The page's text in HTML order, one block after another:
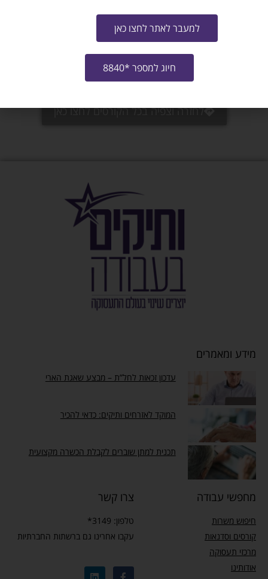
אני מאשר/ת את תנאי ההצטרפות לתוכנית
שליחה
לחזרה וצפיה בכל הקורסים לחצו כאן
מידע ומאמרים
עדכון זכאות לחל”ת – מבצע שאגת הארי
המוקד לאזרחים ותיקים: כדאי להכיר
תכנית למתן שוברים לקבלת הכשרה מקצועית
מחפשי עבודה
חיפוש משרות
קורסים וסדנאות
מרכזי תעסוקה
אודותינו
צרו קשר
טלפון: 3149*
עקבו אחרינו גם ברשתות החברתיות
למעבר לאתר לחצו כאן
חיוג למספר *8840